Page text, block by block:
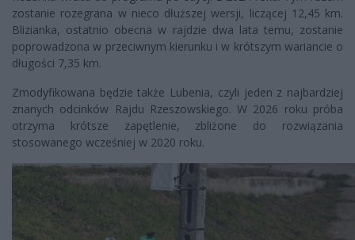
zostanie rozegrana w nieco dłuższej wersji, liczącej 12,45 km.
Blizianka, ostatnio obecna w rajdzie dwa lata temu, zostanie
poprowadzona w przeciwnym kierunku i w krótszym wariancie o
długości 7,35 km.
Zmodyfikowana będzie także Lubenia, czyli jeden z najbardziej
znanych odcinków Rajdu Rzeszowskiego. W 2026 roku próba
otrzyma krótsze zapętlenie, zbliżone do rozwiązania
stosowanego wcześniej w 2020 roku.